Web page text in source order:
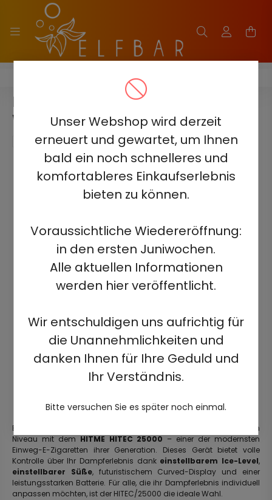
Unser Webshop wird derzeit
erneuert und gewartet, um Ihnen
bald ein noch schnelleres und
komfortableres Einkaufserlebnis
bieten zu können.
Voraussichtliche Wiedereröffnung:
in den ersten Juniwochen.
Alle aktuellen Informationen
werden hier veröffentlicht.
Wir entschuldigen uns aufrichtig für
die Unannehmlichkeiten und
danken Ihnen für Ihre Geduld und
Ihr Verständnis.
Bitte versuchen Sie es später noch einmal.
HITME HITEC 25000
HITME HITEC 25000 -
WATERMELON LEMON 5%
Erleben Sie personalisiertes Dampfen auf einem völlig neuen
Niveau mit dem HITME HITEC 25000 – einer der modernsten
Einweg-E-Zigaretten ihrer Generation. Dieses Gerät bietet volle
Kontrolle über Ihr Dampferlebnis dank einstellbarem Ice-Level,
einstellbarer Süße, futuristischem Curved-Display und einer
leistungsstarken Batterie. Für alle, die ihr Dampferlebnis individuell
anpassen möchten, ist der HITEC/25000 die ideale Wahl.